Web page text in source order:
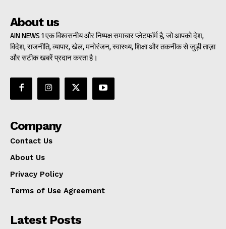
About us
AIN NEWS 1 एक विश्वसनीय और निष्पक्ष समाचार प्लेटफॉर्म है, जो आपको देश,
विदेश, राजनीति, व्यापार, खेल, मनोरंजन, स्वास्थ्य, शिक्षा और तकनीक से जुड़ी ताज़ा
और सटीक खबरें प्रदान करता है।
Company
Contact Us
About Us
Privacy Policy
Terms of Use Agreement
Latest Posts